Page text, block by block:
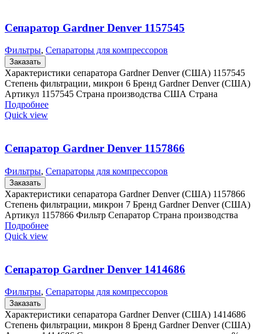
Сепаратор Gardner Denver 1157545
Фильтры, Сепараторы для компрессоров
Заказать
Характеристики сепаратора Gardner Denver (США) 1157545
Степень фильтрации, микрон 6 Бренд Gardner Denver (США)
Артикул 1157545 Страна производства США Страна
Подробнее
Quick view
Сепаратор Gardner Denver 1157866
Фильтры, Сепараторы для компрессоров
Заказать
Характеристики сепаратора Gardner Denver (США) 1157866
Степень фильтрации, микрон 7 Бренд Gardner Denver (США)
Артикул 1157866 Фильтр Сепаратор Страна производства
Подробнее
Quick view
Сепаратор Gardner Denver 1414686
Фильтры, Сепараторы для компрессоров
Заказать
Характеристики сепаратора Gardner Denver (США) 1414686
Степень фильтрации, микрон 8 Бренд Gardner Denver (США)